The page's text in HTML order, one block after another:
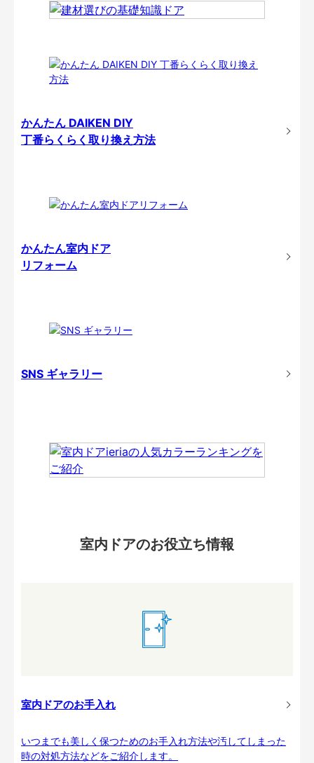
かんたん DAIKEN DIY
丁番らくらく取り換え方法
かんたん室内ドア
リフォーム
SNS ギャラリー
室内ドアのお役立ち情報
室内ドアのお手入れ
いつまでも美しく保つためのお手入れ方法や汚してしまった
時の対処方法などをご紹介します。